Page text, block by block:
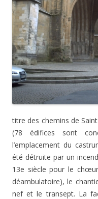
titre des chemins de
(78 édifices sont
l’emplacement du
été détruite par un
13e siècle pour le
déambulatoire), le
nef et le transept. La